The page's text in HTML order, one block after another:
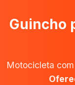
Guincho
Motocicleta